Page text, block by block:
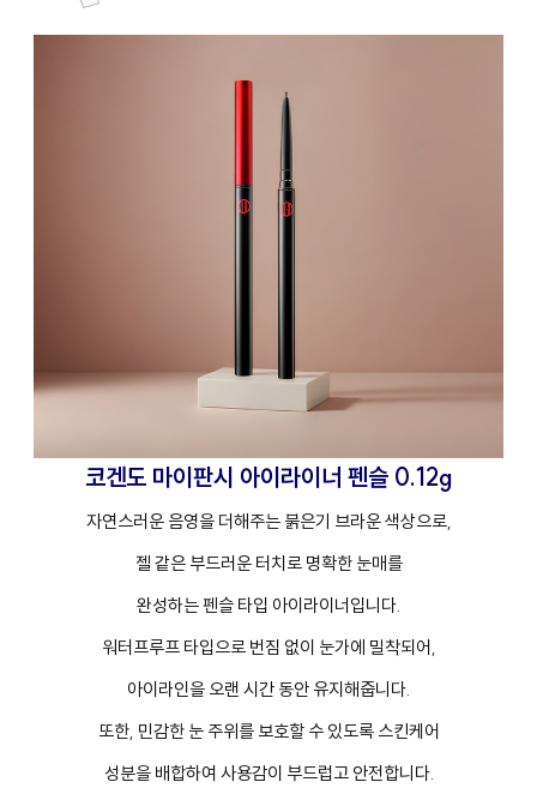
코겐도 마이판시 아이라이너 펜슬 0.12g
자연스러운 음영을 더해주는 붉은기 브라운 색상으로,
젤 같은 부드러운 터치로 명확한 눈매를
완성하는 펜슬 타입 아이라이너입니다.
워터프루프 타입으로 번짐 없이 눈가에 밀착되어,
아이라인을 오랜 시간 동안 유지해줍니다.
또한, 민감한 눈 주위를 보호할 수 있도록 스킨케어
성분을 배합하여 사용감이 부드럽고 안전합니다.